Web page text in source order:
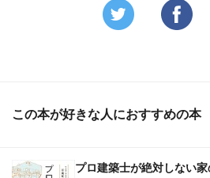
この本が好きな人におすすめの本
プロ建築士が絶対しない